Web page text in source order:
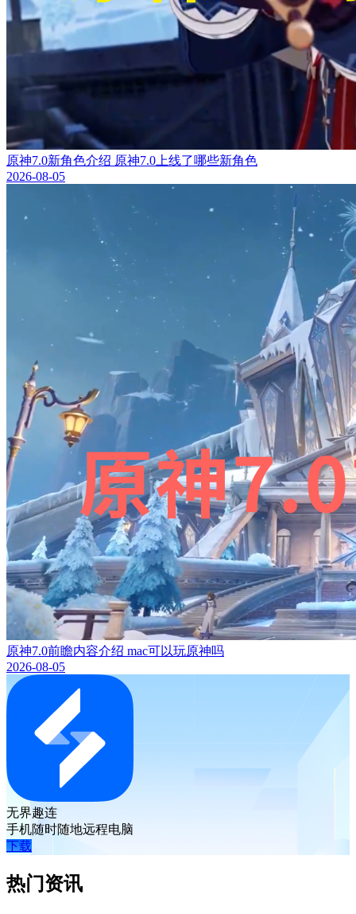
原神7.0新角色介绍 原神7.0上线了哪些新角色
2026-08-05
原神7.0前瞻内容介绍 mac可以玩原神吗
2026-08-05
无界趣连
手机随时随地远程电脑
下载
热门资讯